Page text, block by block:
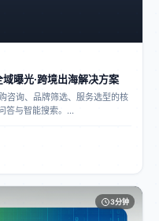
曝光·跨境出海解决方案
咨询、品牌筛选、服务选型的核
与智能搜索。
3分钟